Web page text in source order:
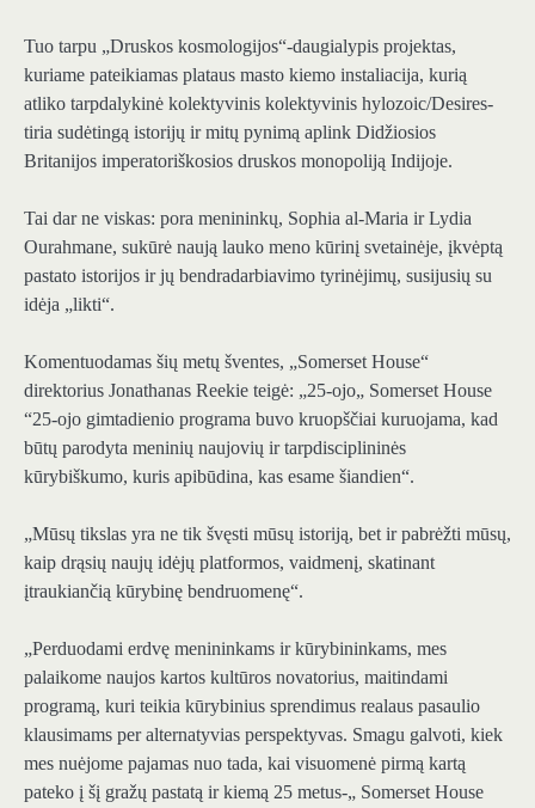
Tuo tarpu „Druskos kosmologijos“-daugialypis projektas,
kuriame pateikiamas plataus masto kiemo instaliacija, kurią
atliko tarpdalykinė kolektyvinis kolektyvinis hylozoic/Desires-
tiria sudėtingą istorijų ir mitų pynimą aplink Didžiosios
Britanijos imperatoriškosios druskos monopoliją Indijoje.
Tai dar ne viskas: pora menininkų, Sophia al-Maria ir Lydia
Ourahmane, sukūrė naują lauko meno kūrinį svetainėje, įkvėptą
pastato istorijos ir jų bendradarbiavimo tyrinėjimų, susijusių su
idėja „likti“.
Komentuodamas šių metų šventes, „Somerset House“
direktorius Jonathanas Reekie teigė: „25-ojo„ Somerset House
“25-ojo gimtadienio programa buvo kruopščiai kuruojama, kad
būtų parodyta meninių naujovių ir tarpdisciplininės
kūrybiškumo, kuris apibūdina, kas esame šiandien“.
„Mūsų tikslas yra ne tik švęsti mūsų istoriją, bet ir pabrėžti mūsų,
kaip drąsių naujų idėjų platformos, vaidmenį, skatinant
įtraukiančią kūrybinę bendruomenę“.
„Perduodami erdvę menininkams ir kūrybininkams, mes
palaikome naujos kartos kultūros novatorius, maitindami
programą, kuri teikia kūrybinius sprendimus realaus pasaulio
klausimams per alternatyvias perspektyvas. Smagu galvoti, kiek
mes nuėjome pajamas nuo tada, kai visuomenė pirmą kartą
pateko į šį gražų pastatą ir kiemą 25 metus-„ Somerset House